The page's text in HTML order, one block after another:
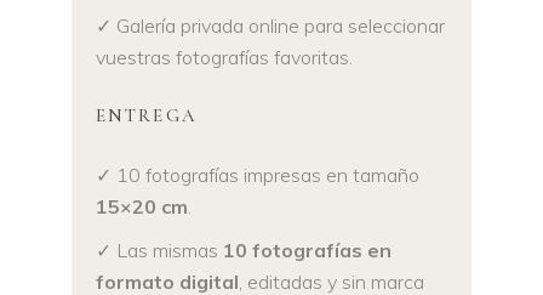
✓ Galería privada online para seleccionar
vuestras fotografías favoritas.
ENTREGA
✓ 10 fotografías impresas en tamaño
15×20 cm.
✓ Las mismas 10 fotografías en
formato digital, editadas y sin marca